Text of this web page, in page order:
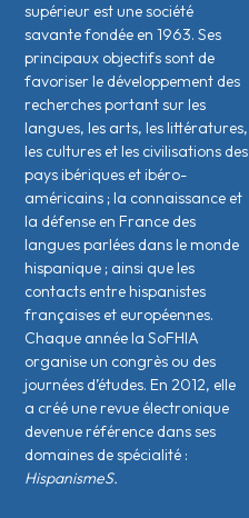
supérieur est une société
savante fondée en 1963. Ses
principaux objectifs sont de
favoriser le développement des
recherches portant sur les
langues, les arts, les littératures,
les cultures et les civilisations des
pays ibériques et ibéro-
américains ; la connaissance et
la défense en France des
langues parlées dans le monde
hispanique ; ainsi que les
contacts entre hispanistes
français·es et européen·nes.
Chaque année la SoFHIA
organise un congrès ou des
journées d’études. En 2012, elle
a créé une revue électronique
devenue référence dans ses
domaines de spécialité :
HispanismeS.